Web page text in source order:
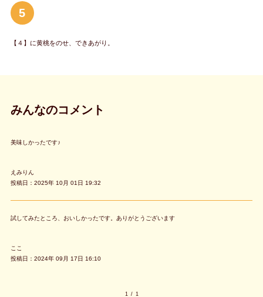
5
【４】に黄桃をのせ、できあがり。
みんなのコメント
美味しかったです♪
えみりん
投稿日：2025年 10月 01日 19:32
試してみたところ、おいしかったです。ありがとうございます
ここ
投稿日：2024年 09月 17日 16:10
1 / 1